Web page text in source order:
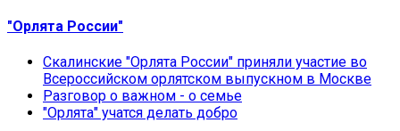
"Орлята России"
Скалинские "Орлята России" приняли участие во
Всероссийском орлятском выпускном в Москве
Разговор о важном - о семье
"Орлята" учатся делать добро